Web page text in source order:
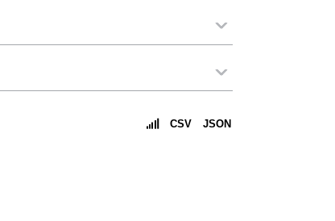
CSV JSON